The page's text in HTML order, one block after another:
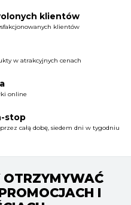
klientów
klientów
w atrakcyjnych cenach
online
stop
całą dobę, siedem dni w tygodniu
I